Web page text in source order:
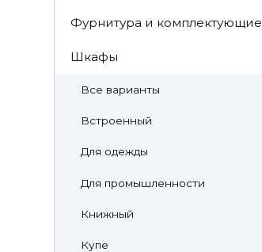
Фурнитура и комплектующие
Шкафы
Все варианты
Встроенный
Для одежды
Для промышленности
Книжный
Купе